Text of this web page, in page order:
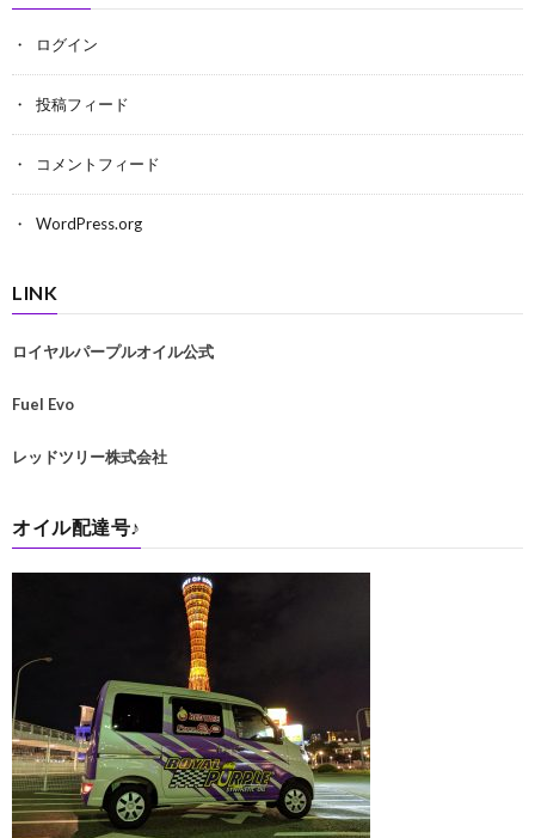
ログイン
投稿フィード
コメントフィード
WordPress.org
LINK
ロイヤルパープルオイル公式
Fuel Evo
レッドツリー株式会社
オイル配達号♪